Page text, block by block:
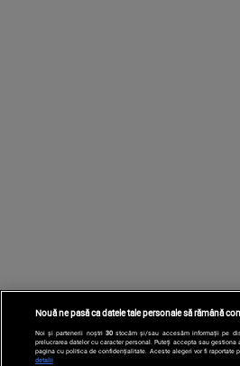
Nouă ne pasă ca datele tale personale să rămână
Noi și partenerii noștri 30stocăm și/sau accesăm informații pe
prelucrarea datelor cu caracter personal. Puteți accepta sau
pagina cu politica de confidențialitate. Aceste alegeri vor fi raportate
detalii